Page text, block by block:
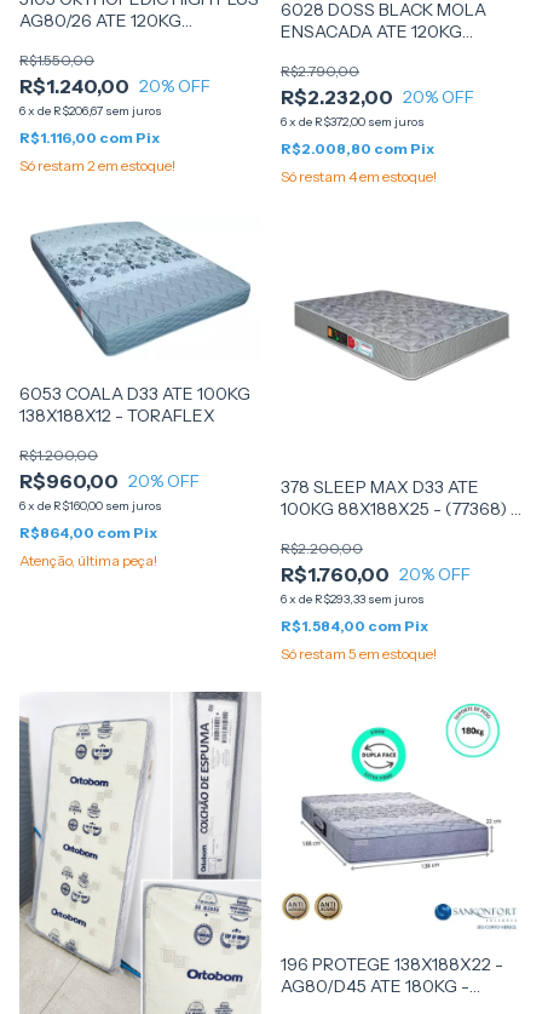
AG80/26 ATE 120KG
R$1.240,00
R$1.550,00
20% OFF
6x de R$206,67 sem juros
R$1.116,00 com Pix
Só restam 2em estoque!
6028 DOSS BLACK MOLA
ENSACADA ATE 120KG
R$2.232,00
R$2.790,00
20% OFF
6x de R$372,00 sem juros
R$2.008,80 com Pix
Só restam 4em estoque!
6053 COALA D33 ATE 100KG
138X188X12 - TORAFLEX
R$960,00
R$1.200,00
20% OFF
6x de R$160,00 sem juros
R$864,00 com Pix
Atenção, última peça!
378 SLEEP MAX D33 ATE
100KG 88X188X25 - (77368) -
R$1.760,00
R$2.200,00
20% OFF
6x de R$293,33 sem juros
R$1.584,00 com Pix
Só restam 5 em estoque!
196 PROTEGE 138X188X22 -
AG80/D45 ATE 180KG -